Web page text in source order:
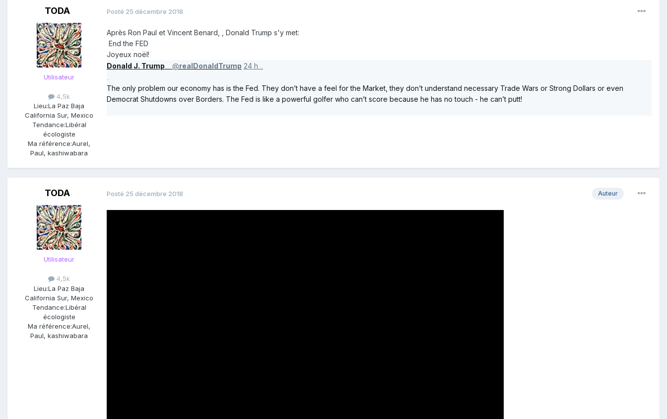
TODA
Utilisateur
4,5k
Lieu:La Paz Baja
California Sur, Mexico
Tendance:Libéral
écologiste
Ma référence:Aurel,
Paul, kashiwabara
Posté 25 décembre 2018
Après Ron Paul et Vincent Benard, , Donald Trump s'y met:
End the FED
Joyeux noël!
Donald J. Trump
@realDonaldTrump 24 h
The only problem our economy has is the Fed. They don’t have a feel for the Market, they don’t understand necessary Trade Wars or Strong Dollars or even
Democrat Shutdowns over Borders. The Fed is like a powerful golfer who can’t score because he has no touch - he can’t putt!
TODA
Utilisateur
4,5k
Lieu:La Paz Baja
California Sur, Mexico
Tendance:Libéral
écologiste
Ma référence:Aurel,
Paul, kashiwabara
Auteur
Posté 25 décembre 2018